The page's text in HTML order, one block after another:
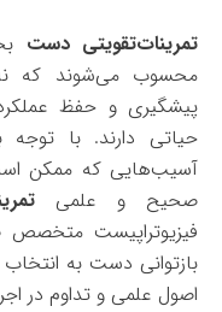
تمرینات‌تقویتی دست
محسوب می‌شوند که
پیشگیری و حفظ
حیاتی دارند. با
آسیب‌هایی که ممکن
صحیح و علمی
فیزیوتراپیست
بازتوانی دست به
اصول علمی و تداوم در